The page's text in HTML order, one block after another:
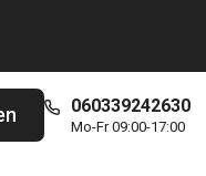
060339242630
Mo-Fr 09:00-17:00